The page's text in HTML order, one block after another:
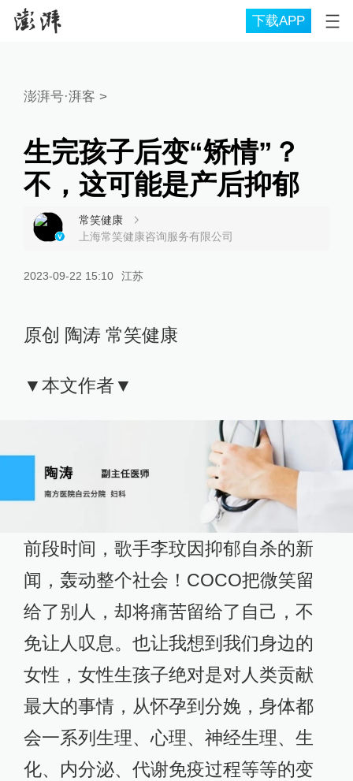
下载APP
澎湃号·湃客 >
生完孩子后变“矫情”？
不，这可能是产后抑郁
常笑健康
上海常笑健康咨询服务有限公司
2023-09-22 15:10 江苏
原创 陶涛 常笑健康
▼本文作者▼
前段时间，歌手李玟因抑郁自杀的新
闻，轰动整个社会！COCO把微笑留
给了别人，却将痛苦留给了自己，不
免让人叹息。也让我想到我们身边的
女性，女性生孩子绝对是对人类贡献
最大的事情，从怀孕到分娩，身体都
会一系列生理、心理、神经生理、生
化、内分泌、代谢免疫过程等等的变